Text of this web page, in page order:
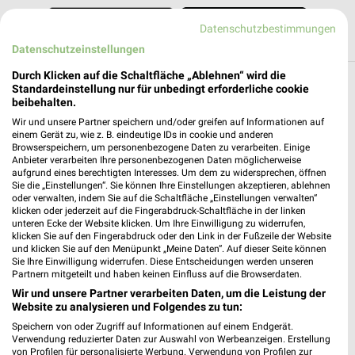
Weitere Dehner Geschäfte mit Angeboten in
und um Bensheim
5 Geschäfte und Orte
Dehner Angebote in Worms
Worms, Deutschland
475,66 km
Dehner Angebote in Mannheim
Mannheim, Deutschland
Datenschutzbestimmungen
Datenschutzeinstellungen
Durch Klicken auf die Schaltfläche „Ablehnen“ wird die
Standardeinstellung nur für unbedingt erforderliche cookie
beibehalten.
Wir und unsere Partner speichern und/oder greifen auf Informationen auf
einem Gerät zu, wie z. B. eindeutige IDs in cookie und anderen
Browserspeichern, um personenbezogene Daten zu verarbeiten. Einige
Anbieter verarbeiten Ihre personenbezogenen Daten möglicherweise
aufgrund eines berechtigten Interesses. Um dem zu widersprechen, öffnen
Sie die „Einstellungen“. Sie können Ihre Einstellungen akzeptieren, ablehnen
oder verwalten, indem Sie auf die Schaltfläche „Einstellungen verwalten“
klicken oder jederzeit auf die Fingerabdruck-Schaltfläche in der linken
unteren Ecke der Website klicken. Um Ihre Einwilligung zu widerrufen,
klicken Sie auf den Fingerabdruck oder den Link in der Fußzeile der Website
und klicken Sie auf den Menüpunkt „Meine Daten“. Auf dieser Seite können
Sie Ihre Einwilligung widerrufen. Diese Entscheidungen werden unseren
Partnern mitgeteilt und haben keinen Einfluss auf die Browserdaten.
Wir und unsere Partner verarbeiten Daten, um die Leistung der
Website zu analysieren und Folgendes zu tun:
Speichern von oder Zugriff auf Informationen auf einem Endgerät.
Verwendung reduzierter Daten zur Auswahl von Werbeanzeigen. Erstellung
von Profilen für personalisierte Werbung. Verwendung von Profilen zur